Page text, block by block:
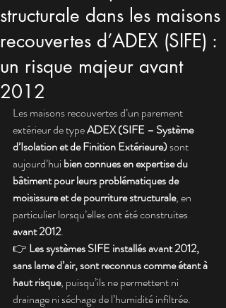
structurale dans les maisons
recouvertes d’ADEX (SIFE) :
un risque majeur avant
2012
Les maisons recouvertes d’un parement
extérieur de type ADEX (SIFE – Système
d’Isolation et de Finition Extérieure) sont
aujourd’hui bien connues en expertise du
bâtiment pour leurs problématiques de
moisissure et de pourriture structurale, en
particulier lorsqu’elles ont été construites
avant 2012.
👉 Les systèmes SIFE installés avant 2012,
sans lame d’air, sont reconnus comme étant à
haut risque, puisqu’ils ne permettent ni
drainage ni séchage de l’humidité infiltrée.